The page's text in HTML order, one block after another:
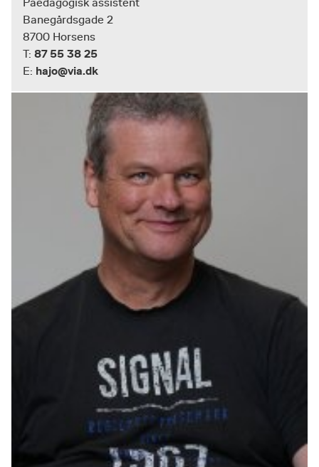
Paedagogisk assistent
Banegårdsgade 2
8700 Horsens
T: 87 55 38 25
E: hajo@via.dk